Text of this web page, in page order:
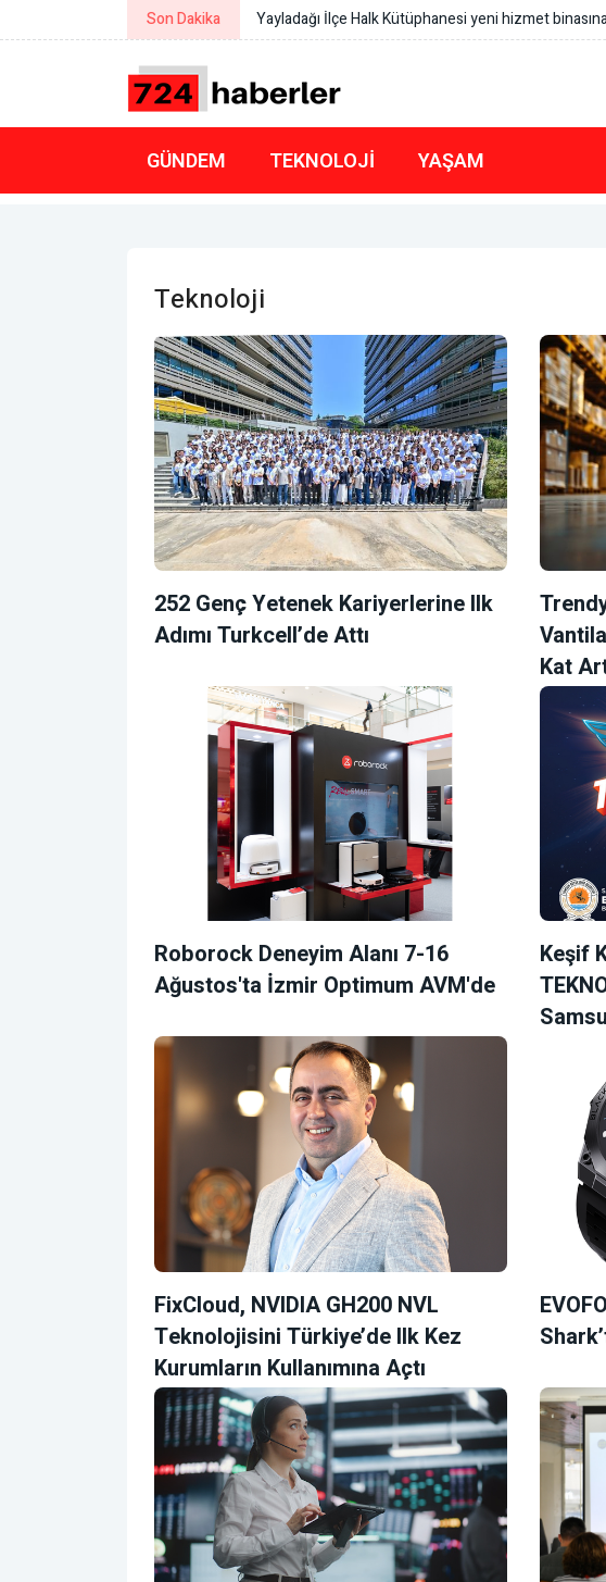
Son Dakika Yayladağı İlçe Halk Kütüphanesi yeni hizmet
GÜNDEM TEKNOLOJI YAŞAM
Teknoloji
252 Genç Yetenek Kariyerlerine Ilk
Adımı Turkcell’de Attı
Kat
Roborock Deneyim Alanı 7-16
Ağustos'ta İzmir Optimum AVM'de
Keşif
FixCloud, NVIDIA GH200 NVL
Teknolojisini Türkiye’de Ilk Kez
Kurumların Kullanımına Açtı